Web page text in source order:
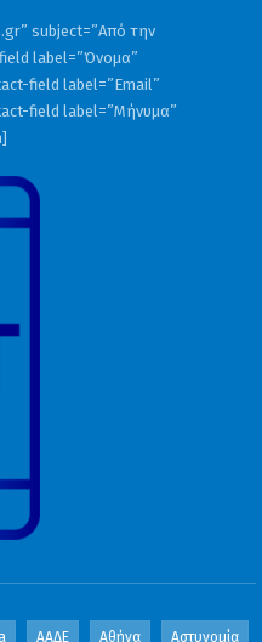
” subject=”Από την
label=”Όνομα”
field label=”Email”
field label=”Μήνυμα”
ΑΑΔΕ Αθήνα Αστυνομία